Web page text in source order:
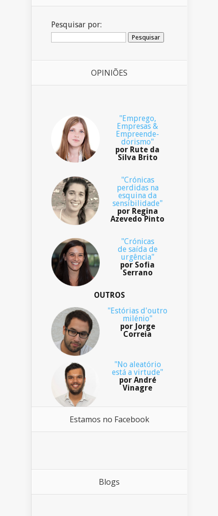
Pesquisar por:
OPINIÕES
"Emprego,
Empresas &
Empreende-
dorismo"
por Rute da
Silva Brito
"Crónicas
perdidas na
esquina da
sensibilidade"
por Regina
Azevedo Pinto
"Crónicas
de saída de
urgência"
por Sofia
Serrano
OUTROS
"Estórias d'outro
milénio"
por Jorge
Correia
"No aleatório
está a virtude"
por André
Vinagre
Estamos no Facebook
Blogs